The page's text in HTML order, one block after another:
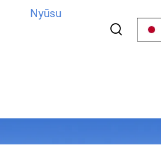
Nyūsu